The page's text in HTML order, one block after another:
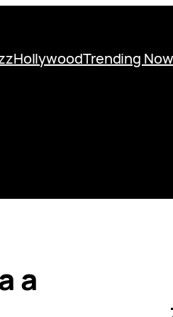
HollywoodTrending Now
a